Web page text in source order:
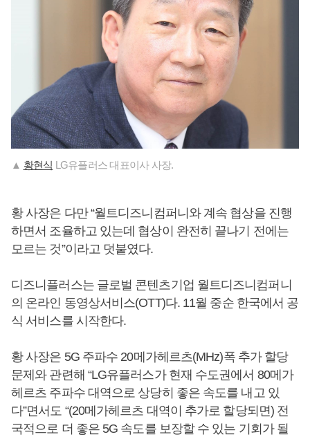
▲ 황현식 LG유플러스 대표이사 사장.
황 사장은 다만 “월트디즈니컴퍼니와 계속 협상을 진행
하면서 조율하고 있는데 협상이 완전히 끝나기 전에는
모르는 것”이라고 덧붙였다.
디즈니플러스는 글로벌 콘텐츠기업 월트디즈니컴퍼니
의 온라인 동영상서비스(OTT)다. 11월 중순 한국에서 공
식 서비스를 시작한다.
황 사장은 5G 주파수 20메가헤르츠(MHz)폭 추가 할당
문제와 관련해 “LG유플러스가 현재 수도권에서 80메가
헤르츠 주파수 대역으로 상당히 좋은 속도를 내고 있
다”면서도 “(20메가헤르츠 대역이 추가로 할당되면) 전
국적으로 더 좋은 5G 속도를 보장할 수 있는 기회가 될